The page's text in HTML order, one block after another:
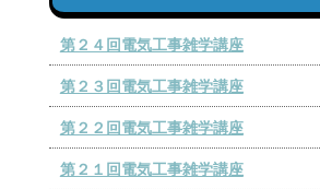
第２４回電気工事雑学講座
第２３回電気工事雑学講座
第２２回電気工事雑学講座
第２１回電気工事雑学講座